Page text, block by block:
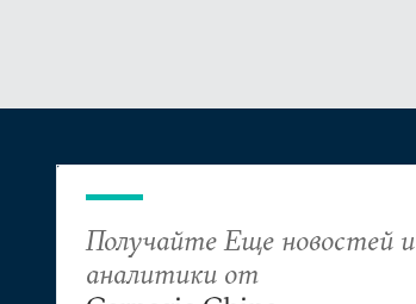
Получайте Еще новостей и
аналитики от